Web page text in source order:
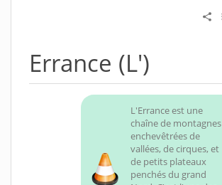
Errance (L')
L'Errance est une
chaîne de montagnes
enchevêtrées de
vallées, de cirques, et
de petits plateaux
penchés du grand